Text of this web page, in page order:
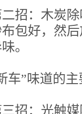
招：木炭
包好，然
。
车”味道的
招：光触